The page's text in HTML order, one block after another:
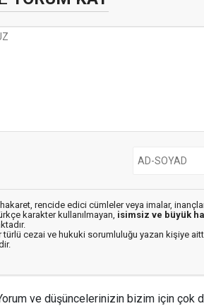
rencide edici cümleler veya imalar,
karakter kullanılmayan, isimsiz ve büyük
türlü cezai ve hukuki sorumluluğu yazan kişiye
ve düşüncelerinizin bizim için çok